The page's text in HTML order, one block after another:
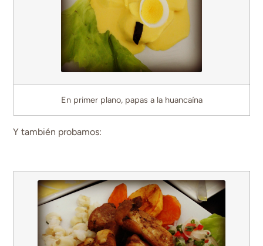
En primer plano, papas a la huancaína
Y también probamos: